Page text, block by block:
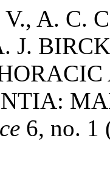
A. C.
J.
6, no. 1